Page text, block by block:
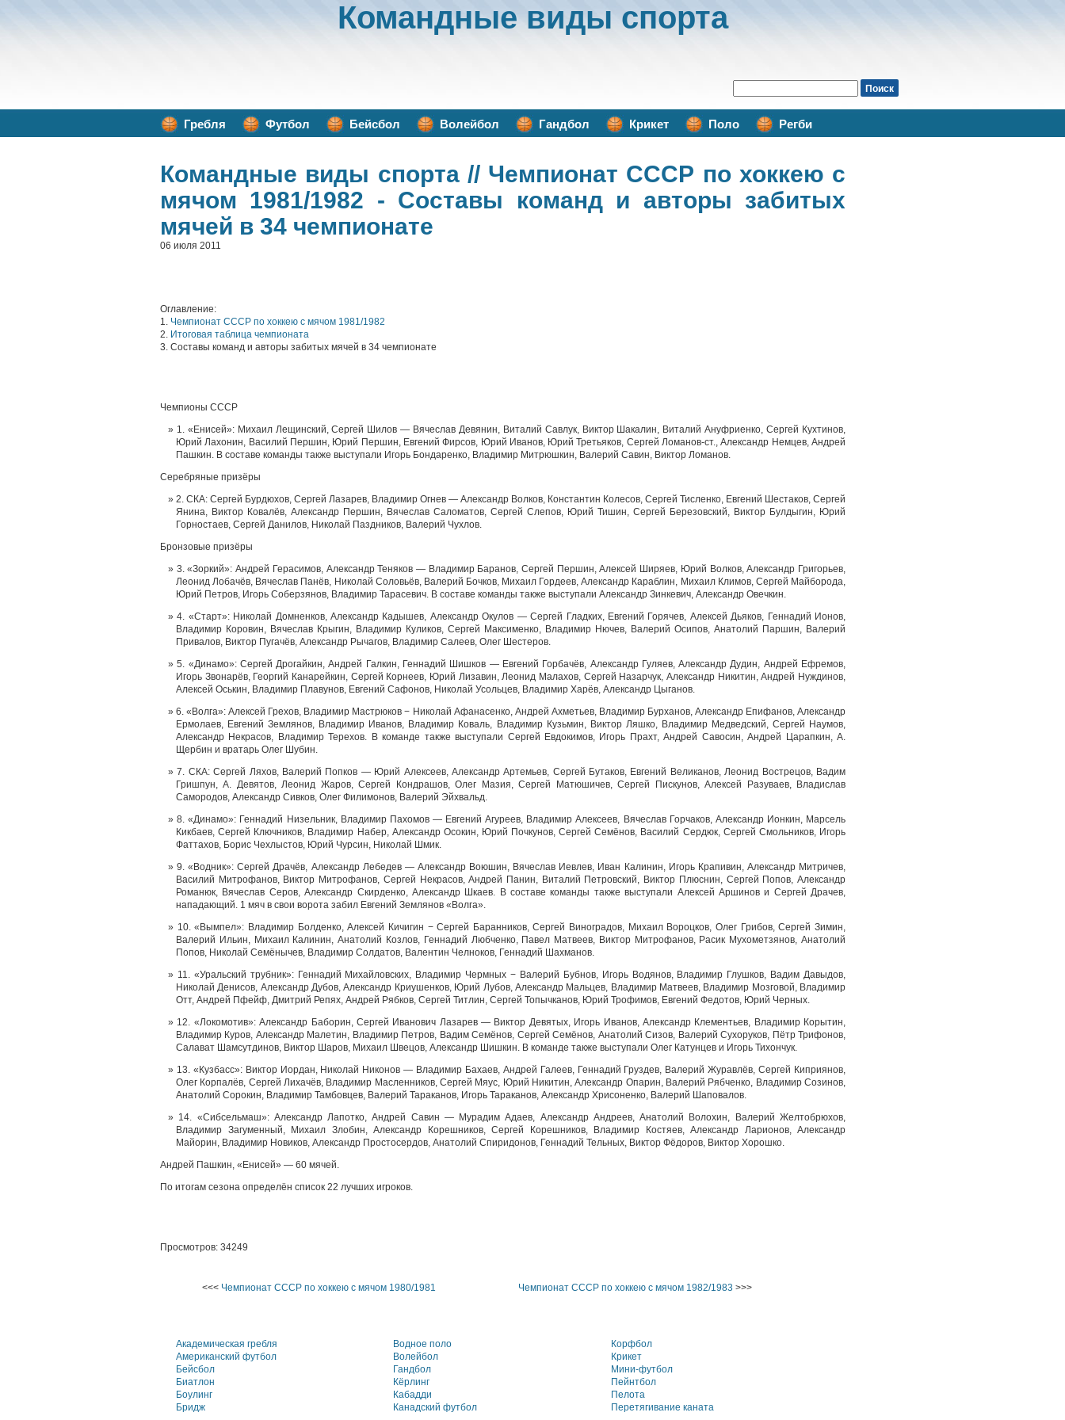
Командные виды спорта
Гребля Футбол Бейсбол Волейбол Гандбол Крикет Поло Регби
Командные виды спорта// Чемпионат СССР по хоккею с
мячом 1981/1982 - Составы команд и авторы забитых
мячей в 34 чемпионате
06 июля 2011
Оглавление:
1. Чемпионат СССР по хоккею с мячом 1981/1982
2. Итоговая таблица чемпионата
3. Составы команд и авторы забитых мячей в 34 чемпионате
Чемпионы СССР
1. «Енисей»: Михаил Лещинский, Сергей Шилов — Вячеслав Девянин, Виталий Савлук, Виктор Шакалин, Виталий Ануфриенко, Сергей Кухтинов,
Юрий Лахонин, Василий Першин, Юрий Першин, Евгений Фирсов, Юрий Иванов, Юрий Третьяков, Сергей Ломанов-ст., Александр Немцев, Андрей
Пашкин. В составе команды также выступали Игорь Бондаренко, Владимир Митрюшкин, Валерий Савин, Виктор Ломанов.
Серебряные призёры
2. СКА: Сергей Бурдюхов, Сергей Лазарев, Владимир Огнев — Александр Волков, Константин Колесов, Сергей Тисленко, Евгений Шестаков, Сергей
Янина, Виктор Ковалёв, Александр Першин, Вячеслав Саломатов, Сергей Слепов, Юрий Тишин, Сергей Березовский, Виктор Булдыгин, Юрий
Горностаев, Сергей Данилов, Николай Паздников, Валерий Чухлов.
Бронзовые призёры
3. «Зоркий»: Андрей Герасимов, Александр Теняков — Владимир Баранов, Сергей Першин, Алексей Ширяев, Юрий Волков, Александр Григорьев,
Леонид Лобачёв, Вячеслав Панёв, Николай Соловьёв, Валерий Бочков, Михаил Гордеев, Александр Караблин, Михаил Климов, Сергей Майборода,
Юрий Петров, Игорь Соберзянов, Владимир Тарасевич. В составе команды также выступали Александр Зинкевич, Александр Овечкин.
4. «Старт»: Николай Домненков, Александр Кадышев, Александр Окулов — Сергей Гладких, Евгений Горячев, Алексей Дьяков, Геннадий Ионов,
Владимир Коровин, Вячеслав Крыгин, Владимир Куликов, Сергей Максименко, Владимир Нючев, Валерий Осипов, Анатолий Паршин, Валерий
Привалов, Виктор Пугачёв, Александр Рычагов, Владимир Салеев, Олег Шестеров.
5. «Динамо»: Сергей Дрогайкин, Андрей Галкин, Геннадий Шишков — Евгений Горбачёв, Александр Гуляев, Александр Дудин, Андрей Ефремов,
Игорь Звонарёв, Георгий Канарейкин, Сергей Корнеев, Юрий Лизавин, Леонид Малахов, Сергей Назарчук, Александр Никитин, Андрей Нуждинов,
Алексей Оськин, Владимир Плавунов, Евгений Сафонов, Николай Усольцев, Владимир Харёв, Александр Цыганов.
6. «Волга»: Алексей Грехов, Владимир Мастрюков − Николай Афанасенко, Андрей Ахметьев, Владимир Бурханов, Александр Епифанов, Александр
Ермолаев, Евгений Землянов, Владимир Иванов, Владимир Коваль, Владимир Кузьмин, Виктор Ляшко, Владимир Медведский, Сергей Наумов,
Александр Некрасов, Владимир Терехов. В команде также выступали Сергей Евдокимов, Игорь Прахт, Андрей Савосин, Андрей Царапкин, А.
Щербин и вратарь Олег Шубин.
7. СКА: Сергей Ляхов, Валерий Попков — Юрий Алексеев, Александр Артемьев, Сергей Бутаков, Евгений Великанов, Леонид Вострецов, Вадим
Гришпун, А. Девятов, Леонид Жаров, Сергей Кондрашов, Олег Мазия, Сергей Матюшичев, Сергей Пискунов, Алексей Разуваев, Владислав
Самородов, Александр Сивков, Олег Филимонов, Валерий Эйхвальд.
8. «Динамо»: Геннадий Низельник, Владимир Пахомов — Евгений Агуреев, Владимир Алексеев, Вячеслав Горчаков, Александр Ионкин, Марсель
Кикбаев, Сергей Ключников, Владимир Набер, Александр Осокин, Юрий Почкунов, Сергей Семёнов, Василий Сердюк, Сергей Смольников, Игорь
Фаттахов, Борис Чехлыстов, Юрий Чурсин, Николай Шмик.
9. «Водник»: Сергей Драчёв, Александр Лебедев — Александр Воюшин, Вячеслав Иевлев, Иван Калинин, Игорь Крапивин, Александр Митричев,
Василий Митрофанов, Виктор Митрофанов, Сергей Некрасов, Андрей Панин, Виталий Петровский, Виктор Плюснин, Сергей Попов, Александр
Романюк, Вячеслав Серов, Александр Скирденко, Александр Шкаев. В составе команды также выступали Алексей Аршинов и Сергей Драчев,
нападающий. 1 мяч в свои ворота забил Евгений Землянов «Волга».
10. «Вымпел»: Владимир Болденко, Алексей Кичигин − Сергей Баранников, Сергей Виноградов, Михаил Вороцков, Олег Грибов, Сергей Зимин,
Валерий Ильин, Михаил Калинин, Анатолий Козлов, Геннадий Любченко, Павел Матвеев, Виктор Митрофанов, Расик Мухометзянов, Анатолий
Попов, Николай Семёнычев, Владимир Солдатов, Валентин Челноков, Геннадий Шахманов.
11. «Уральский трубник»: Геннадий Михайловских, Владимир Чермных − Валерий Бубнов, Игорь Водянов, Владимир Глушков, Вадим Давыдов,
Николай Денисов, Александр Дубов, Александр Криушенков, Юрий Лубов, Александр Мальцев, Владимир Матвеев, Владимир Мозговой, Владимир
Отт, Андрей Пфейф, Дмитрий Репях, Андрей Рябков, Сергей Титлин, Сергей Топычканов, Юрий Трофимов, Евгений Федотов, Юрий Черных.
12. «Локомотив»: Александр Баборин, Сергей Иванович Лазарев — Виктор Девятых, Игорь Иванов, Александр Клементьев, Владимир Корытин,
Владимир Куров, Александр Малетин, Владимир Петров, Вадим Семёнов, Сергей Семёнов, Анатолий Сизов, Валерий Сухоруков, Пётр Трифонов,
Салават Шамсутдинов, Виктор Шаров, Михаил Швецов, Александр Шишкин. В команде также выступали Олег Катунцев и Игорь Тихончук.
13. «Кузбасс»: Виктор Иордан, Николай Никонов — Владимир Бахаев, Андрей Галеев, Геннадий Груздев, Валерий Журавлёв, Сергей Киприянов,
Олег Корпалёв, Сергей Лихачёв, Владимир Масленников, Сергей Мяус, Юрий Никитин, Александр Опарин, Валерий Рябченко, Владимир Созинов,
Анатолий Сорокин, Владимир Тамбовцев, Валерий Тараканов, Игорь Тараканов, Александр Хрисоненко, Валерий Шаповалов.
14. «Сибсельмаш»: Александр Лапотко, Андрей Савин — Мурадим Адаев, Александр Андреев, Анатолий Волохин, Валерий Желтобрюхов,
Владимир Загуменный, Михаил Злобин, Александр Корешников, Сергей Корешников, Владимир Костяев, Александр Ларионов, Александр
Майорин, Владимир Новиков, Александр Простосердов, Анатолий Спиридонов, Геннадий Тельных, Виктор Фёдоров, Виктор Хорошко.
Андрей Пашкин, «Енисей» — 60 мячей.
По итогам сезона определён список 22 лучших игроков.
Просмотров: 34249
<<< Чемпионат СССР по хоккею с мячом 1980/1981 Чемпионат СССР по хоккею с мячом 1982/1983 >>>
Академическая гребля
Американский футбол
Бейсбол
Биатлон
Боулинг
Бридж
Водное поло
Волейбол
Гандбол
Кёрлинг
Кабадди
Канадский футбол
Корфбол
Крикет
Мини-футбол
Пейнтбол
Пелота
Перетягивание каната